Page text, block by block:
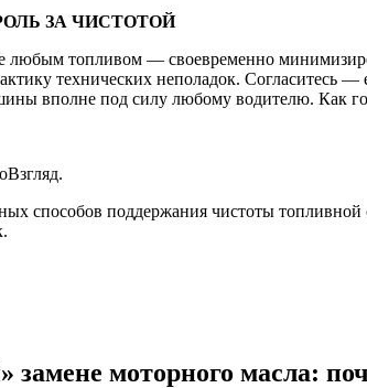
ЗА ЧИСТОТОЙ
любым топливом — своевременно
технических неполадок. Согласитесь
вполне под силу любому водителю. Как
способов поддержания чистоты
замене моторного масла: